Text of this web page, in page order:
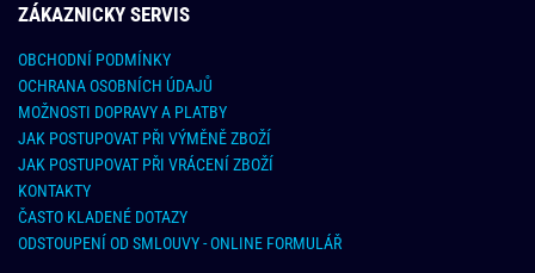
ZÁKAZNICKY SERVIS
OBCHODNÍ PODMÍNKY
OCHRANA OSOBNÍCH ÚDAJŮ
MOŽNOSTI DOPRAVY A PLATBY
JAK POSTUPOVAT PŘI VÝMĚNĚ ZBOŽÍ
JAK POSTUPOVAT PŘI VRÁCENÍ ZBOŽÍ
KONTAKTY
ČASTO KLADENÉ DOTAZY
ODSTOUPENÍ OD SMLOUVY - ONLINE FORMULÁŘ